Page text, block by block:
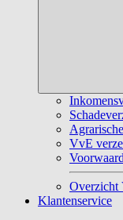
VvE
Overzicht
Klantenservice